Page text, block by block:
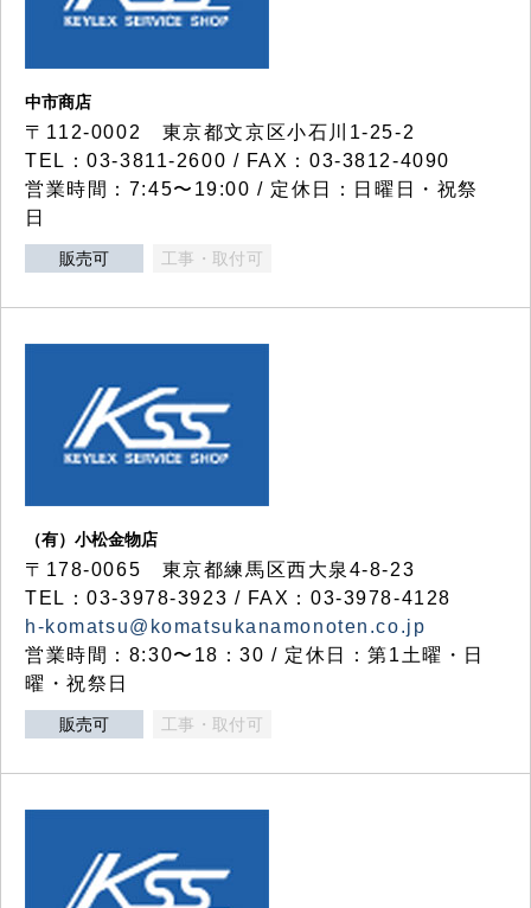
中市商店
〒112-0002 東京都文京区小石川1-25-2
TEL：03-3811-2600 / FAX：03-3812-4090
営業時間：7:45〜19:00 / 定休日：日曜日・祝祭
日
販売可 工事・取付可
（有）小松金物店
〒178-0065 東京都練馬区西大泉4-8-23
TEL：03-3978-3923 / FAX：03-3978-4128
h-komatsu@komatsukanamonoten.co.jp
営業時間：8:30〜18：30 / 定休日：第1土曜・日
曜・祝祭日
販売可 工事・取付可